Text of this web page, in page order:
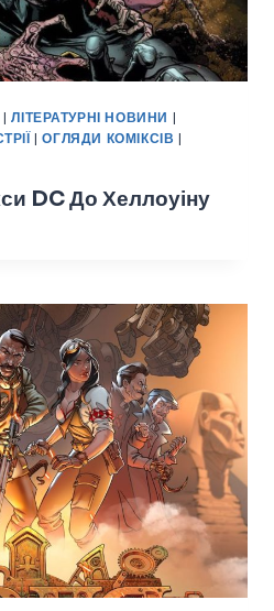
|ЛІТЕРАТУРНІ НОВИНИ |
|ОГЛЯДИ КОМІКСІВ |
DC До Хеллоуіну